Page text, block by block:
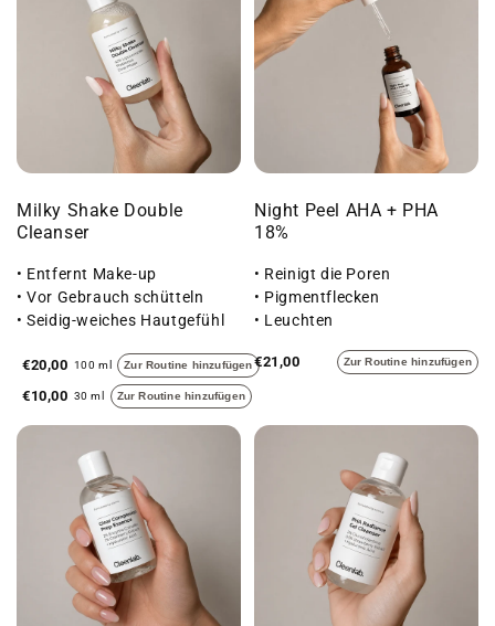
Milky Shake Double
Cleanser
• Entfernt Make-up
• Vor Gebrauch schütteln
• Seidig-weiches Hautgefühl
€20,00 100 ml Zur Routine hinzufügen
€10,00 30 ml Zur Routine hinzufügen
Night Peel AHA + PHA
18%
• Reinigt die Poren
• Pigmentflecken
• Leuchten
€21,00 Zur Routine hinzufügen